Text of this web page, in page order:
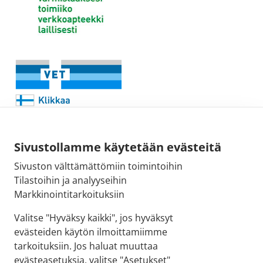
Sivustollamme käytetään evästeitä
Sivuston välttämättömiin toimintoihin
Tilastoihin ja analyyseihin
Markkinointitarkoituksiin
Valitse "Hyväksy kaikki", jos hyväksyt
evästeiden käytön ilmoittamiimme
tarkoituksiin. Jos haluat muuttaa
evästeasetuksia, valitse "Asetukset"
Sähköpostiosoite:
kirjaamo@fimea.fi
Fimean vaihde:
029 522 3341